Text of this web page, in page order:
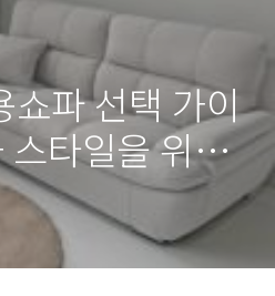
파 선택 가이
타일을 위한